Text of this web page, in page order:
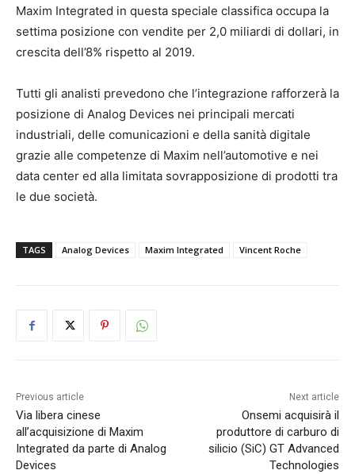
Maxim Integrated in questa speciale classifica occupa la
settima posizione con vendite per 2,0 miliardi di dollari, in
crescita dell’8% rispetto al 2019.
Tutti gli analisti prevedono che l’integrazione rafforzerà la
posizione di Analog Devices nei principali mercati
industriali, delle comunicazioni e della sanità digitale
grazie alle competenze di Maxim nell’automotive e nei
data center ed alla limitata sovrapposizione di prodotti tra
le due società.
TAGS Analog Devices Maxim Integrated Vincent Roche
Previous article
Via libera cinese
all’acquisizione di Maxim
Integrated da parte di Analog
Devices
Next article
Onsemi acquisirà il
produttore di carburo di
silicio (SiC) GT Advanced
Technologies